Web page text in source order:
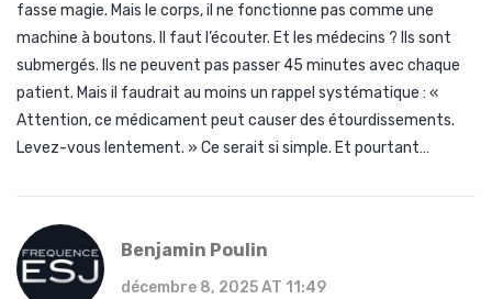
fasse magie. Mais le corps, il ne fonctionne pas comme une
machine à boutons. Il faut l’écouter. Et les médecins ? Ils sont
submergés. Ils ne peuvent pas passer 45 minutes avec chaque
patient. Mais il faudrait au moins un rappel systématique : «
Attention, ce médicament peut causer des étourdissements.
Levez-vous lentement. » Ce serait si simple. Et pourtant…
Benjamin Poulin
décembre 8, 2025 AT 11:49